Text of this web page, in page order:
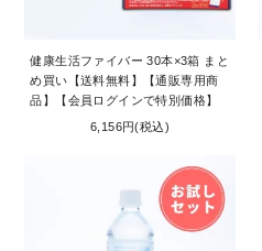
健康生活ファイバー 30本×3箱 まと
め買い【送料無料】【通販専用商
品】【会員ログインで特別価格】
6,156円(税込)